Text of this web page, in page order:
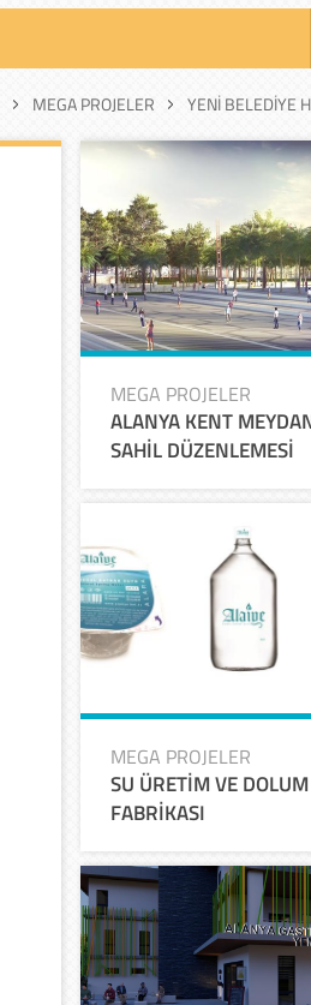
MEGA PROJELER YENİ BELEDİYE
MEGA PROJELER
ALANYA KENT
SAHİL DÜZENLEMESİ
MEGA PROJELER
SU ÜRETİM VE DOLUM
FABRİKASI